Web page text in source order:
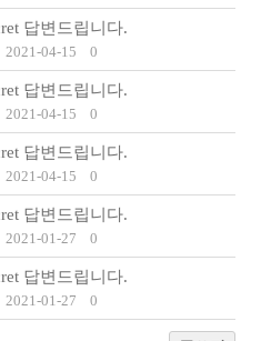
답변드립니다.
2021-04-15 0
답변드립니다.
2021-04-15 0
답변드립니다.
2021-04-15 0
답변드립니다.
2021-01-27 0
답변드립니다.
2021-01-27 0